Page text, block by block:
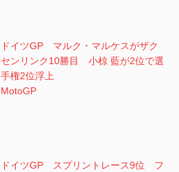
ドイツGP マルク・マルケスがザク
センリンク10勝目 小椋 藍が2位で選
手権2位浮上
MotoGP
ドイツGP スプリントレース9位 フ